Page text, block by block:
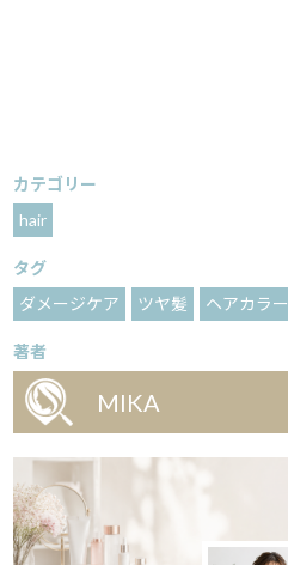
カテゴリー
hair
タグ
ダメージケア
ツヤ髪 ヘアカラー
著者
MIKA